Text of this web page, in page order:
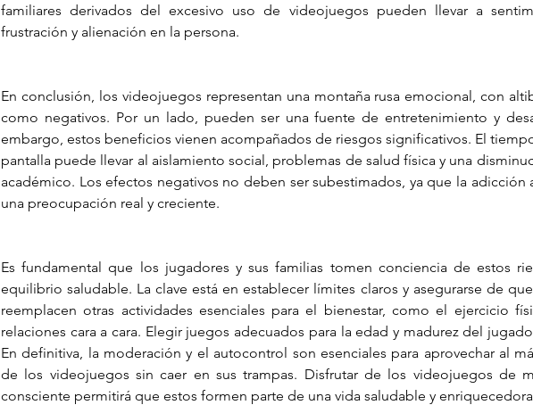
familiares derivados del excesivo uso de videojuegos pueden llevar a
frustración y alienación en la persona.
En conclusión, los videojuegos representan una montaña rusa emocional, con
como negativos. Por un lado, pueden ser una fuente de entretenimiento y
embargo, estos beneficios vienen acompañados de riesgos significativos. El
pantalla puede llevar al aislamiento social, problemas de salud física y una
académico. Los efectos negativos no deben ser subestimados, ya que la adicción
una preocupación real y creciente.
Es fundamental que los jugadores y sus familias tomen conciencia de estos
equilibrio saludable. La clave está en establecer límites claros y asegurarse de
reemplacen otras actividades esenciales para el bienestar, como el ejercicio
relaciones cara a cara. Elegir juegos adecuados para la edad y madurez del
En definitiva, la moderación y el autocontrol son esenciales para aprovechar al
de los videojuegos sin caer en sus trampas. Disfrutar de los videojuegos de
consciente permitirá que estos formen parte de una vida saludable y